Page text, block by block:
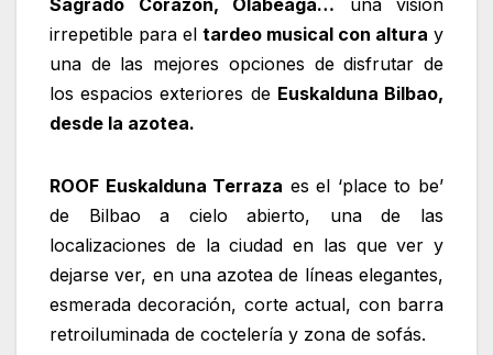
irrepetible para el tardeo musical con altura y
una de las mejores opciones de disfrutar de
los espacios exteriores de Euskalduna Bilbao,
desde la azotea.
ROOF Euskalduna Terraza es el ‘place to be’
de Bilbao a cielo abierto, una de las
localizaciones de la ciudad en las que ver y
dejarse ver, en una azotea de líneas elegantes,
esmerada decoración, corte actual, con barra
retroiluminada de coctelería y zona de sofás.